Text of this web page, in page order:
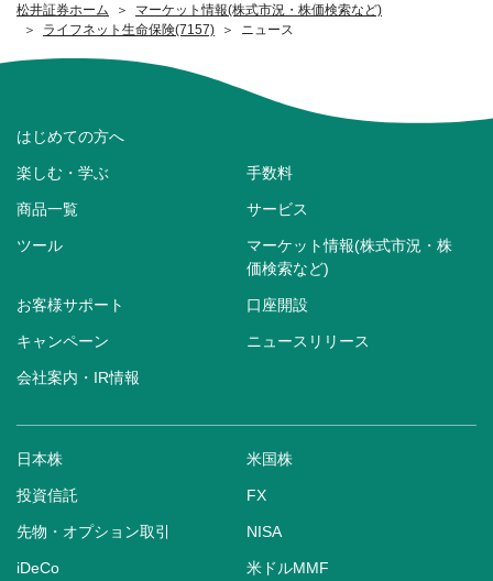
松井証券ホーム
マーケット情報(株式市況・株価検索など)
ライフネット生命保険(7157)
ニュース
はじめての方へ
楽しむ・学ぶ 手数料
商品一覧 サービス
ツール
マーケット情報(株式市況・株
価検索など)
お客様サポート 口座開設
キャンペーン ニュースリリース
会社案内・IR情報
日本株 米国株
投資信託 FX
先物・オプション取引 NISA
iDeCo 米ドルMMF